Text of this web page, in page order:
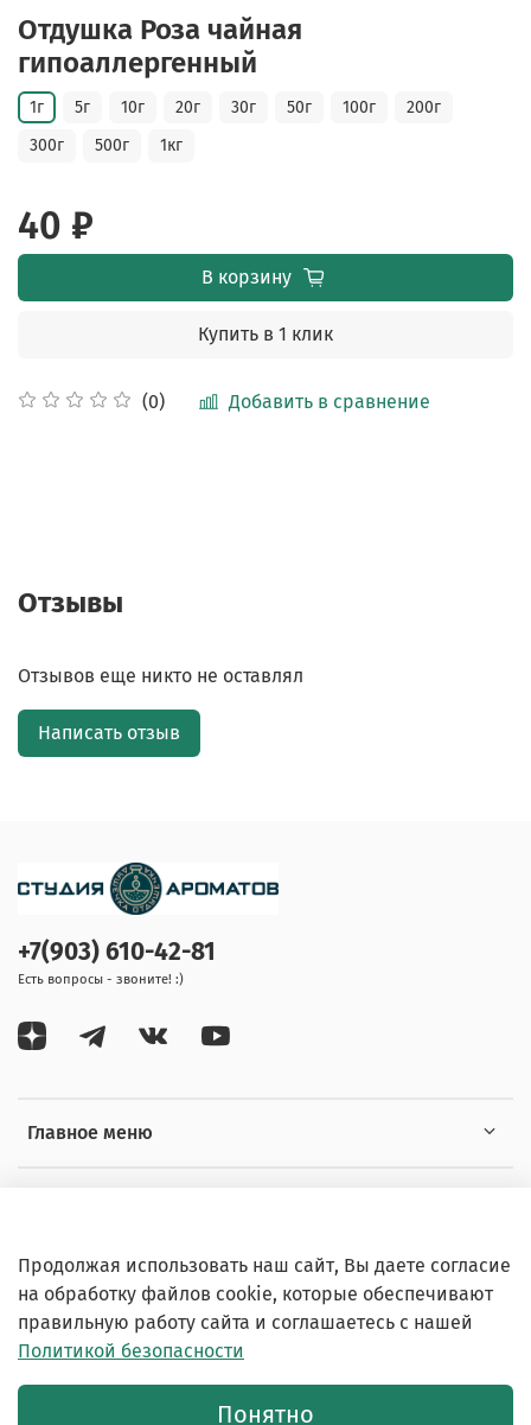
Отдушка Роза чайная
гипоаллергенный
(0) Добавить в сравнение
1г 5г 10г 20г 30г 50г 100г
200г
300г
500г 1кг
40 ₽
В корзину
Купить в 1 клик
Отзывы
Отзывов еще никто не оставлял
Написать отзыв
Главное меню
+7(903) 610-42-81
Есть вопросы - звоните! :)
© 2020-2026 Любое использование контента без
письменного разрешения запрещено
Продолжая использовать наш сайт, Вы даете согласие
на обработку файлов cookie, которые обеспечивают
правильную работу сайта и соглашаетесь с нашей
Политикой безопасности
Понятно